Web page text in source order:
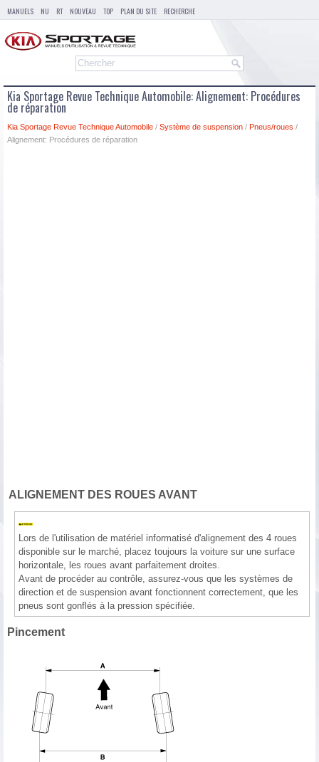
MANUELS NU RT NOUVEAU TOP PLAN DU SITE RECHERCHE
Kia Sportage Revue Technique Automobile: Alignement: Procédures
de réparation
Kia Sportage Revue Technique Automobile / Système de suspension / Pneus/roues /
Alignement: Procédures de réparation
ALIGNEMENT DES ROUES AVANT
Lors de l'utilisation de matériel informatisé d'alignement des 4 roues
disponible sur le marché, placez toujours la voiture sur une surface
horizontale, les roues avant parfaitement droites.
Avant de procéder au contrôle, assurez-vous que les systèmes de
direction et de suspension avant fonctionnent correctement, que les
pneus sont gonflés à la pression spécifiée.
Pincement